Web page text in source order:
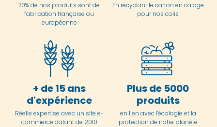
70% de nos produits sont de
fabrication française ou
européenne
En recyclant le carton en calage
pour nos colis
+ de 15 ans
d'expérience
Réelle expertise avec un site e-
commerce datant de 2010
Plus de 5000
produits
en lien avec l'écologie et la
protection de notre planète